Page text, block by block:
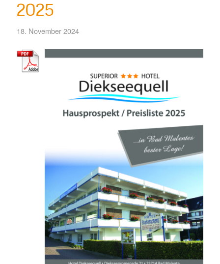
2025
18. November 2024